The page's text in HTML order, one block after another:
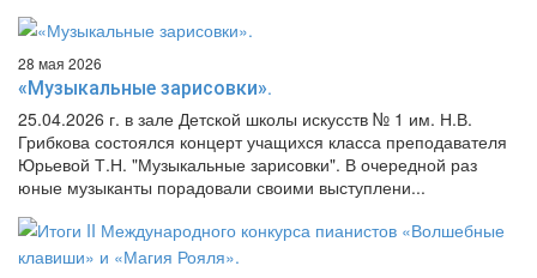
28 мая 2026
«Музыкальные зарисовки».
25.04.2026 г. в зале Детской школы искусств № 1 им. Н.В.
Грибкова состоялся концерт учащихся класса преподавателя
Юрьевой Т.Н. "Музыкальные зарисовки". В очередной раз
юные музыканты порадовали своими выступлени...